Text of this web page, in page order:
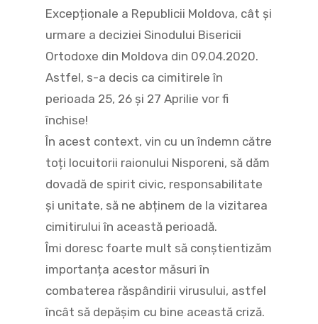
Excepționale a Republicii Moldova, cât și
urmare a deciziei Sinodului Bisericii
Ortodoxe din Moldova din 09.04.2020.
Astfel, s-a decis ca cimitirele în
perioada 25, 26 și 27 Aprilie vor fi
închise!
În acest context, vin cu un îndemn către
toți locuitorii raionului Nisporeni, să dăm
dovadă de spirit civic, responsabilitate
și unitate, să ne abținem de la vizitarea
cimitirului în această perioadă.
Îmi doresc foarte mult să conștientizăm
importanța acestor măsuri în
combaterea răspândirii virusului, astfel
încât să depășim cu bine această criză.